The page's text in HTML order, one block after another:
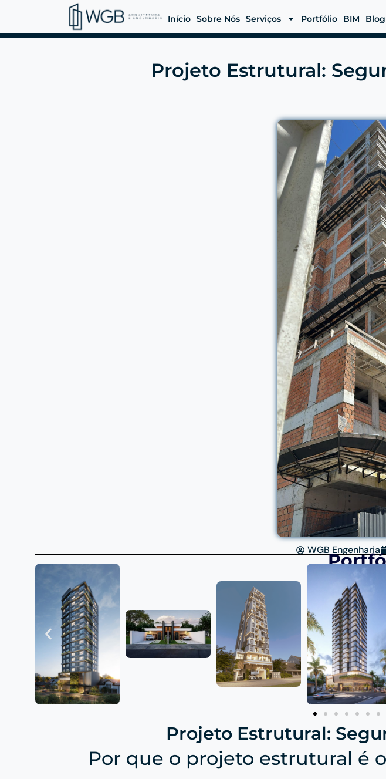
Início Sobre Nós Serviços Portfólio BIM Blog
Projeto Estrutural:
WGB Engenharia
Projeto Estrutural:
Por que o projeto estrutural é